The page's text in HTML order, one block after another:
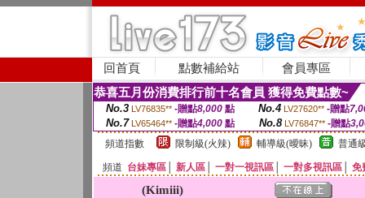
回首頁 點數補給站 會員專區
恭喜五月份消費排行前十名會員 獲得免費點數~
No.3 LV76835** -贈點8,000點 No.4 LV27620** -贈點
No.7 LV65464** -贈點4,000 點 No.8 LV76847** -贈點
頻道指數
限制級(火辣) 輔導級(曖昧) 普通
頻道 台妹專區 新人區 一對一視訊區 一對多視訊區 免
(Kimiii)